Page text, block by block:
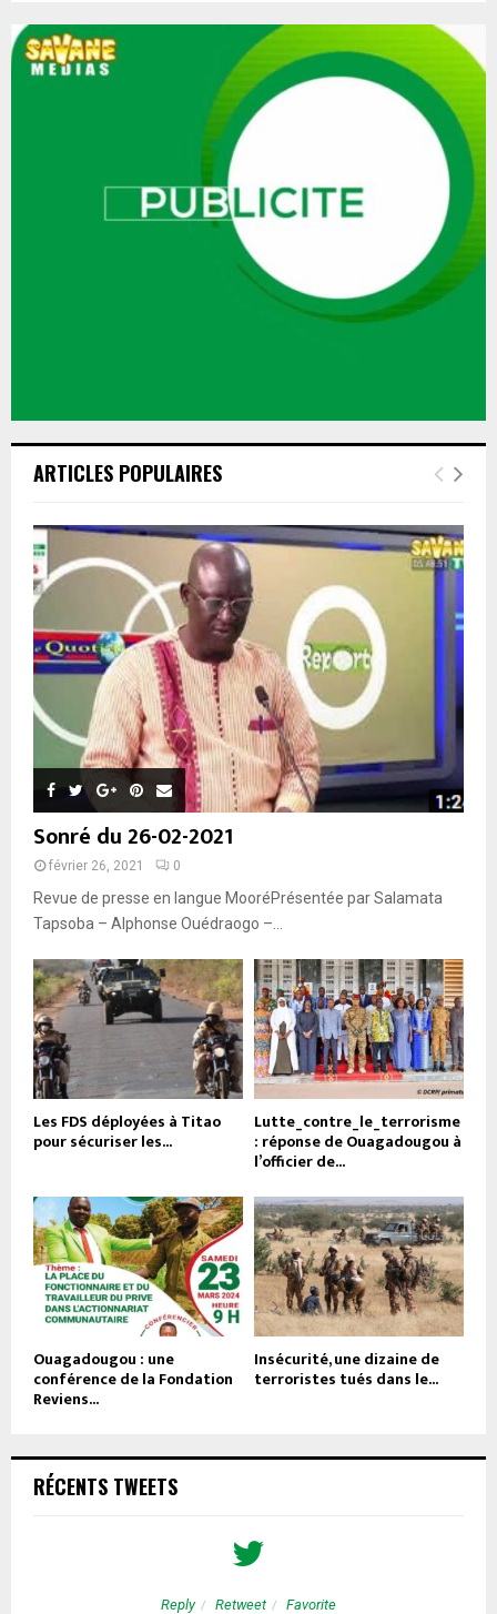
ARTICLES POPULAIRES
Sonré du 26-02-2021
février 26, 2021 0
Revue de presse en langue MooréPrésentée par Salamata
Tapsoba – Alphonse Ouédraogo –...
Les FDS déployées à Titao
pour sécuriser les...
Lutte_contre_le_terrorisme
: réponse de Ouagadougou à
l’officier de...
Ouagadougou : une
conférence de la Fondation
Reviens...
Insécurité, une dizaine de
terroristes tués dans le...
RÉCENTS TWEETS
Reply Retweet Favorite